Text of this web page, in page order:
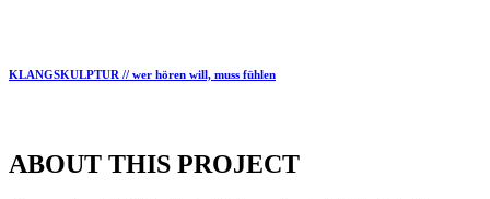
KLANGSKULPTUR // wer hören will, muss fühlen
ABOUT THIS PROJECT